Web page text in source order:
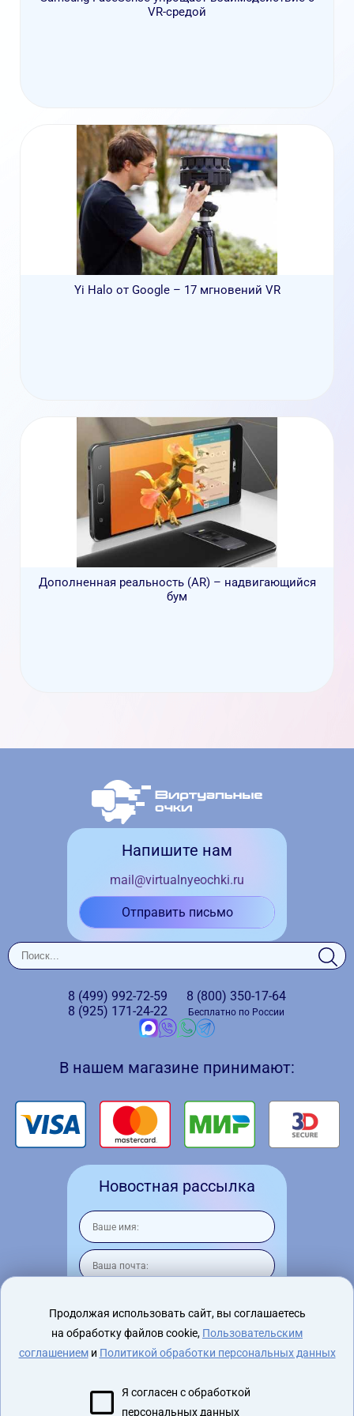
VR-средой
Yi Halo от Google – 17 мгновений VR
Дополненная реальность (AR) – надвигающийся
бум
Напишите нам
mail@virtualnyeochki.ru
Отправить письмо
8 (499) 992-72-59
8 (925) 171-24-22
8 (800) 350-17-64
Бесплатно по России
В нашем магазине принимают:
Новостная рассылка
Я согласен на обработку персональных
данных
Продолжая использовать сайт, вы соглашаетесь
на обработку файлов cookie, Пользовательским
соглашениеми Политикой обработки персональных данных
Я согласен с обработкой
персональных данных